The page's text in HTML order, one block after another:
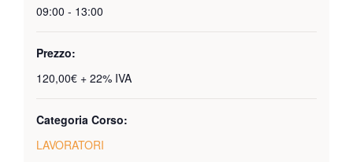
09:00 - 13:00
Prezzo:
120,00€ + 22% IVA
Categoria Corso:
LAVORATORI